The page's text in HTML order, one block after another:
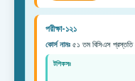
পরীক্ষা-১২১
কোর্স নামঃ ৫১ তম বিসিএস প্রস্ততি
টপিকসঃ